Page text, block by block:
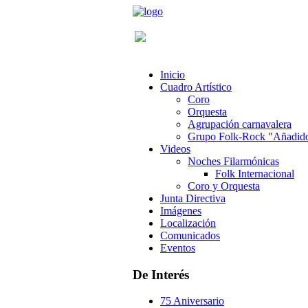
Inicio
Cuadro Artístico
Coro
Orquesta
Agrupación carnavalera
Grupo Folk-Rock
Videos
Noches Filarmónicas
Folk Internacional
Coro y Orquesta
Junta Directiva
Imágenes
Localización
Comunicados
Eventos
De Interés
75 Aniversario